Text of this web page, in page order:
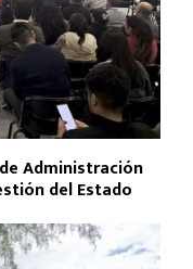
Administración
del Estado